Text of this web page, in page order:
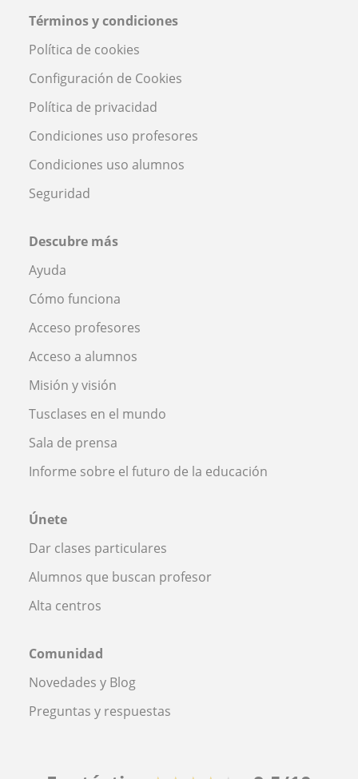
Términos y condiciones
Política de cookies
Configuración de Cookies
Política de privacidad
Condiciones uso profesores
Condiciones uso alumnos
Seguridad
Descubre más
Ayuda
Cómo funciona
Acceso profesores
Acceso a alumnos
Misión y visión
Tusclases en el mundo
Sala de prensa
Informe sobre el futuro de la educación
Únete
Dar clases particulares
Alumnos que buscan profesor
Alta centros
Comunidad
Novedades y Blog
Preguntas y respuestas